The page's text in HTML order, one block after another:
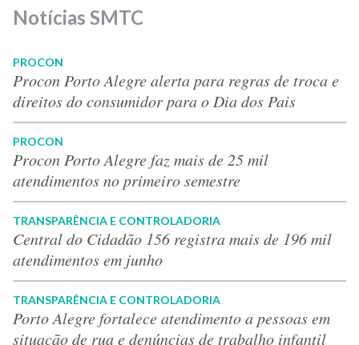
Notícias SMTC
PROCON
Procon Porto Alegre alerta para regras de troca e
direitos do consumidor para o Dia dos Pais
PROCON
Procon Porto Alegre faz mais de 25 mil
atendimentos no primeiro semestre
TRANSPARÊNCIA E CONTROLADORIA
Central do Cidadão 156 registra mais de 196 mil
atendimentos em junho
TRANSPARÊNCIA E CONTROLADORIA
Porto Alegre fortalece atendimento a pessoas em
situação de rua e denúncias de trabalho infantil